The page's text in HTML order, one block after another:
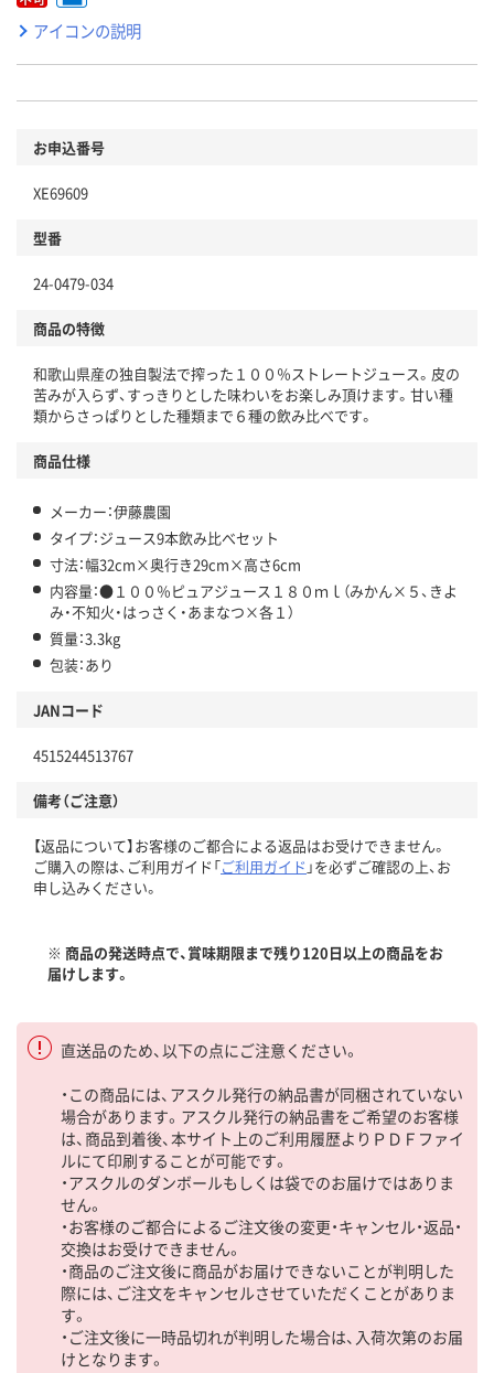
アイコンの説明
お申込番号
XE69609
型番
24-0479-034
商品の特徴
和歌山県産の独自製法で搾った１００％ストレートジュース。皮の
苦みが入らず、すっきりとした味わいをお楽しみ頂けます。甘い種
類からさっぱりとした種類まで６種の飲み比べです。
商品仕様
メーカー：伊藤農園
タイプ：ジュース9本飲み比べセット
寸法：幅32cm×奥行き29cm×高さ6cm
内容量：●１００％ピュアジュース１８０ｍｌ（みかん×５、きよ
み・不知火・はっさく・あまなつ×各１）
質量：3.3kg
包装：あり
JANコード
4515244513767
備考（ご注意）
【返品について】お客様のご都合による返品はお受けできません。
ご購入の際は、ご利用ガイド「ご利用ガイド 」を必ずご確認の上、お
申し込みください。
※ 商品の発送時点で、賞味期限まで残り120日以上の商品をお
届けします。
直送品のため、以下の点にご注意ください。
・この商品には、アスクル発行の納品書が同梱されていない
場合があります。アスクル発行の納品書をご希望のお客様
は、商品到着後、本サイト上のご利用履歴よりＰＤＦファイ
ルにて印刷することが可能です。
・アスクルのダンボールもしくは袋でのお届けではありま
せん。
・お客様のご都合によるご注文後の変更・キャンセル・返品・
交換はお受けできません。
・商品のご注文後に商品がお届けできないことが判明した
際には、ご注文をキャンセルさせていただくことがありま
す。
・ご注文後に一時品切れが判明した場合は、入荷次第のお届
けとなります。